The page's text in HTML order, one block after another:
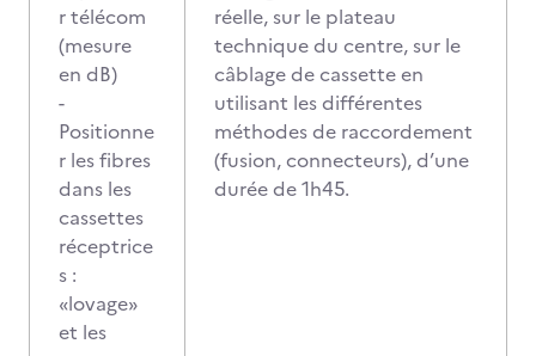
r télécom
(mesure
en dB)
-
Positionne
r les fibres
dans les
cassettes
réceptrice
s :
«lovage»
et les
réelle, sur le plateau
technique du centre, sur le
câblage de cassette en
utilisant les différentes
méthodes de raccordement
(fusion, connecteurs), d’une
durée de 1h45.